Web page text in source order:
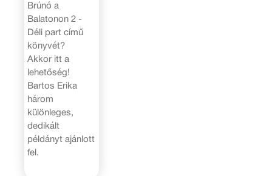
Brúnó a
Balatonon 2 -
Déli part című
könyvét?
Akkor itt a
lehetőség!
Bartos Erika
három
különleges,
dedikált
példányt ajánlott
fel.